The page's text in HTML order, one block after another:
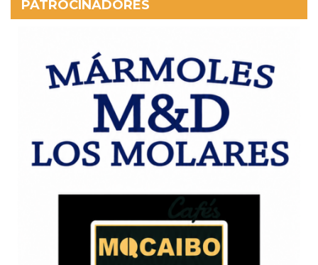
PATROCINADORES